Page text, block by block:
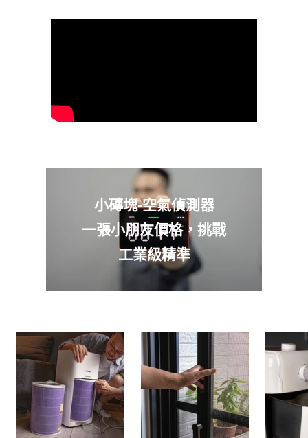
小磚塊-空氣偵測器
一張小朋友價格，挑戰
工業級精準